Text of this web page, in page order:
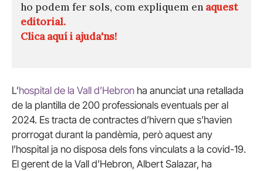
ho podem fer sols, com expliquem en aquest
editorial.
Clica aquí i ajuda'ns!
L’hospital de la Vall d’Hebron ha anunciat una retallada
de la plantilla de 200 professionals eventuals per al
2024. Es tracta de contractes d’hivern que s’havien
prorrogat durant la pandèmia, però aquest any
l’hospital ja no disposa dels fons vinculats a la covid-19.
El gerent de la Vall d’Hebron, Albert Salazar, ha